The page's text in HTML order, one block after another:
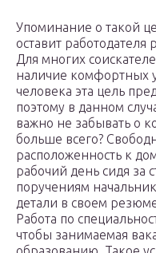
Упоминание о такой
оставит
Для многих
наличие комфортных
человека эта цель
поэтому в данном
важно не забывать о
больше всего?
расположенность к
рабочий день сидя за
поручениям
детали в своем
Работа по
чтобы занимаемая